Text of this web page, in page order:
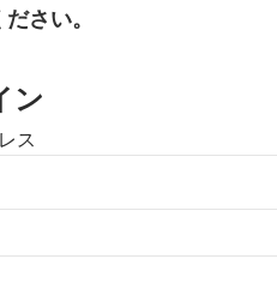
さい。
ン
ス